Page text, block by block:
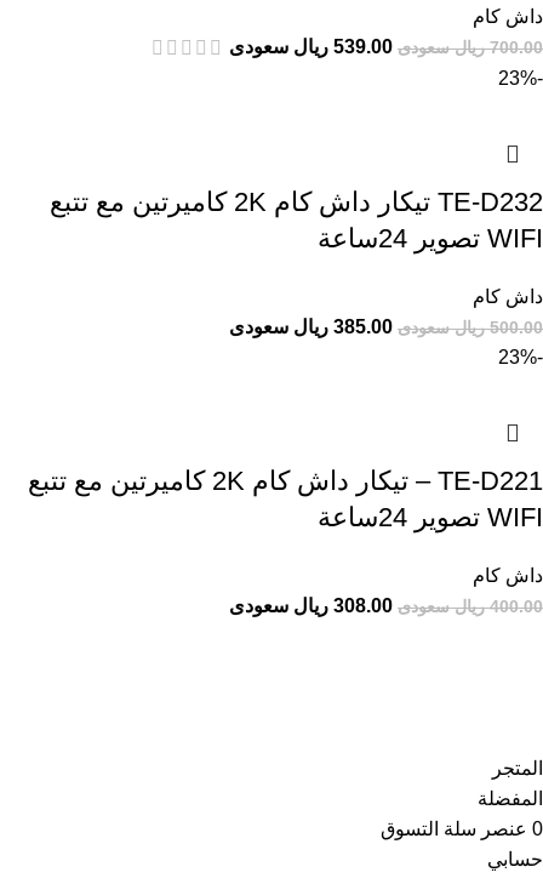
داش كام
700.00 ريال سعودى
539.00 ريال سعودى
-23%
TE-D232 تيكار داش كام 2K كاميرتين مع تتبع
WIFI تصوير 24ساعة
داش كام
500.00 ريال سعودى
385.00 ريال سعودى
-23%
TE-D221 – تيكار داش كام 2K كاميرتين مع تتبع
WIFI تصوير 24ساعة
داش كام
400.00 ريال سعودى 308.00 ريال سعودى
المتجر
المفضلة
0 عنصر سلة التسوق
حسابي